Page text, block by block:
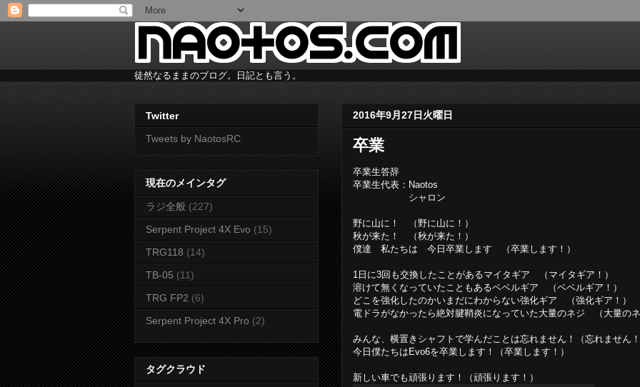
徒然なるままのブログ。日記とも言う。
2016年9月27日火曜日
卒業
卒業生答辞
卒業生代表：Naotos
シャロン
野に山に！ （野に山に！）
秋が来た！ （秋が来た！）
僕達 私たちは 今日卒業します （卒業します！）
1日に3回も交換したことがあるマイタギア （マイタギア！）
溶けて無くなっていたこともあるベベルギア （ベベルギア！）
どこを強化したのかいまだにわからない強化ギア （強化ギア！）
電ドラがなかったら絶対腱鞘炎になっていた大量のネジ （大量の
みんな、横置きシャフトで学んだことは忘れません！（忘れません
今日僕たちはEvo6を卒業します！（卒業します！）
新しい車でも頑張ります！（頑張ります！）
Twitter
Tweets by NaotosRC
現在のメインタグ
ラジ全般 (227)
Serpent Project 4X Evo (15)
TRG118 (14)
TB-05 (11)
TRG FP2 (6)
Serpent Project 4X Pro (2)
タグクラウド